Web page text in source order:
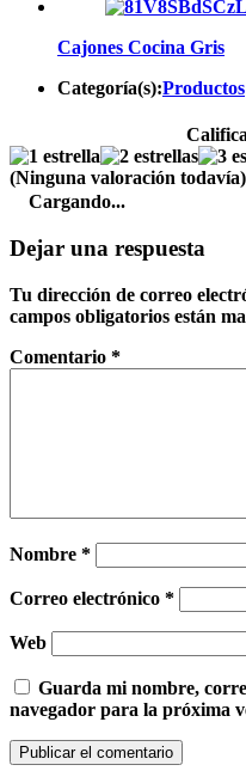
Cajones Cocina Gris
Categoría(s):Productos
(Ninguna valoración todavía)
Cargando...
Dejar una respuesta
Tu dirección de correo
campos obligatorios están
Comentario *
Nombre *
Correo electrónico *
Web
Guarda mi nombre,
navegador para la próxima